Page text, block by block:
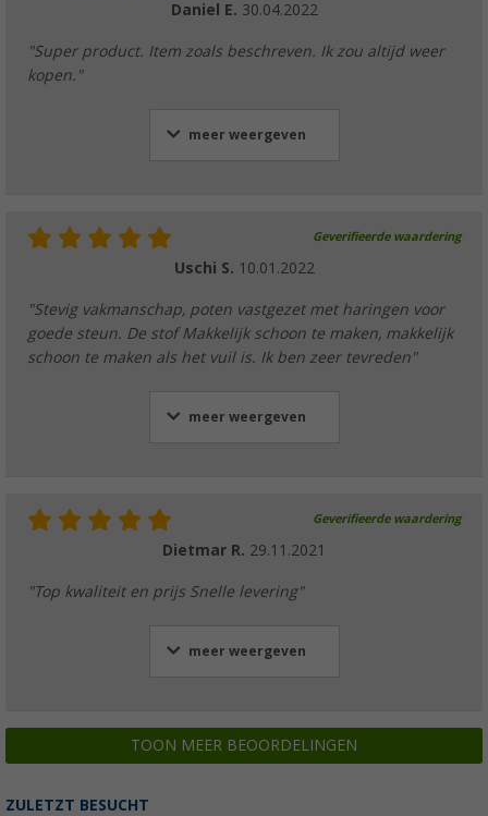
Daniel E. 30.04.2022
"Super product. Item zoals beschreven. Ik zou altijd weer
kopen."
meer weergeven
Geverifieerde waardering
Uschi S. 10.01.2022
"Stevig vakmanschap, poten vastgezet met haringen voor
goede steun. De stof Makkelijk schoon te maken, makkelijk
schoon te maken als het vuil is. Ik ben zeer tevreden"
meer weergeven
Geverifieerde waardering
Dietmar R. 29.11.2021
"Top kwaliteit en prijs Snelle levering"
meer weergeven
TOON MEER BEOORDELINGEN
ZULETZT BESUCHT